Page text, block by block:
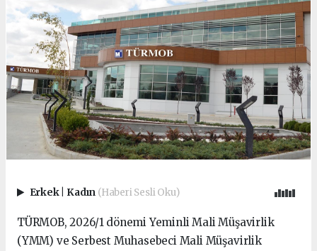
Erkek Kadın (Haberi Sesli Oku)
TÜRMOB, 2026/1 dönemi Yeminli Mali Müşavirlik
(YMM) ve Serbest Muhasebeci Mali Müşavirlik